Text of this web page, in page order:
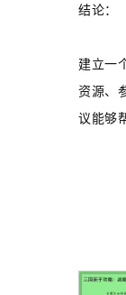
结论：
建立一
资源、
议能够